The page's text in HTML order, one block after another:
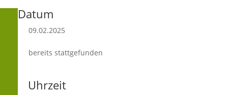
Datum
09.02.2025
bereits stattgefunden
Uhrzeit